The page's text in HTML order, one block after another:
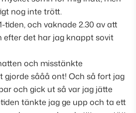
nog inte trött.
tiden, och vaknade 2.30 av att
efter det har jag knappt sovit
och misstänkte
gjorde sååå ont! Och så fort jag
och gick ut så var jag jätte
tänkte jag ge upp och ta ett